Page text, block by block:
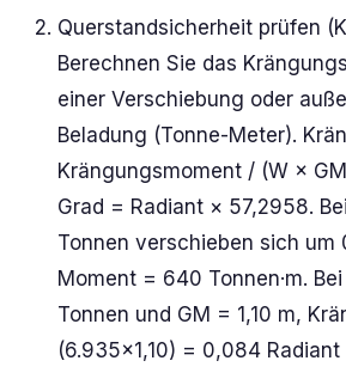
Querstandsicherheit prüfen
Berechnen Sie das
einer Verschiebung oder
Beladung (Tonne-Meter).
Krängungsmoment / (W ×
Grad = Radiant × 57,2958.
Tonnen verschieben sich
Moment = 640 Tonnen·m.
Tonnen und GM = 1,10 m,
(6.935×1,10) = 0,084 Radiant